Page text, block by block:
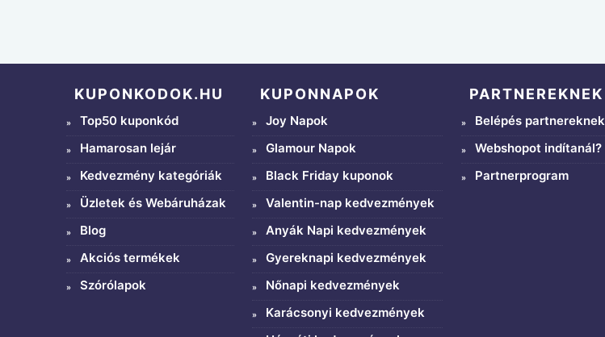
KUPONKODOK.HU
Top50 kuponkód
Hamarosan lejár
Kedvezmény kategóriák
Üzletek és Webáruházak
Blog
Akciós termékek
Szórólapok
KUPONNAPOK
Joy Napok
Glamour Napok
Black Friday kuponok
Valentin-nap kedvezmények
Anyák Napi kedvezmények
Gyereknapi kedvezmények
Nőnapi kedvezmények
Karácsonyi kedvezmények
PARTNEREKNEK
Belépés partnereknek
Webshopot indítanál?
Partnerprogram